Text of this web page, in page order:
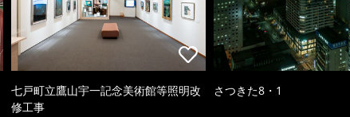
七戸町立鷹山宇一記念美術館等照明改
修工事
さつきた8・1